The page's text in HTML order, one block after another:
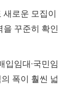
새로운 모집이
꾸준히 확인
입임대·국민임
폭이 훨씬 넓